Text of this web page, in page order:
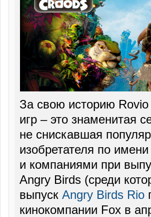
За свою историю Rovio
игр – это знаменитая
не снискавшая
изобретателя по имени
и компаниями при
Angry Birds (среди
выпуск Angry Birds Rio
кинокомпании Fox в